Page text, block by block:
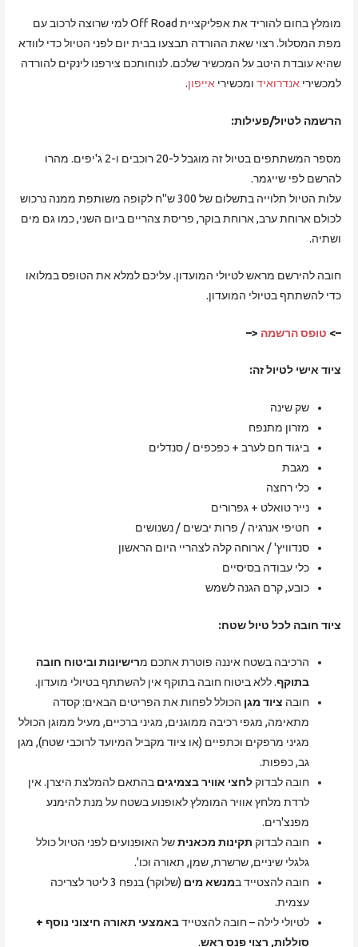
מומלץ בחום להוריד את אפליקציית Off Road למי שרוצה לרכוב עם
מפת המסלול. רצוי שאת ההורדה תבצעו בבית יום לפני הטיול כדי לוודא
שהיא עובדת היטב על המכשיר שלכם. לנוחותכם צירפנו לינקים להורדה
למכשירי אנדרואידומכשירי אייפון.
הרשמה לטיול/פעילות:
מספר המשתתפים בטיול זה מוגבל ל-20 רוכבים ו-2 ג'יפים. מהרו
להרשם לפי שייגמר.
עלות הטיול תלוייה בתשלום של 300 ש"ח לקופה משותפת ממנה נרכוש
לכולם ארוחת ערב, ארוחת בוקר, פריסת צהריים ביום השני, כמו גם מים
ושתיה.
חובה להירשם מראש לטיולי המועדון. עליכם למלא את הטופס במלואו
כדי להשתתף בטיולי המועדון.
–> טופס הרשמה <–
ציוד אישי לטיול זה:
שק שינה
מזרון מתנפח
ביגוד חם לערב + כפכפים / סנדלים
מגבת
כלי רחצה
נייר טואלט + גפרורים
חטיפי אנרגיה / פרות יבשים / נשנושים
סנדוויץ' / ארוחה קלה לצהריי היום הראשון
כלי עבודה בסיסיים
כובע, קרם הגנה לשמש
ציוד חובה לכל טיול שטח:
הרכיבה בשטח איננה פוטרת אתכם מרישיונות וביטוח חובה
בתוקף. ללא ביטוח חובה בתוקף אין להשתתף בטיולי מועדון.
חובה ציוד מגן הכולל לפחות את הפריטים הבאים: קסדה
מתאימה, מגפי רכיבה ממוגנים, מגיני ברכיים, מעיל ממוגן הכולל
מגיני מרפקים וכתפיים (או ציוד מקביל המיועד לרוכבי שטח), מגן
גב, כפפות.
חובה לבדוקלחצי אוויר בצמיגים בהתאם להמלצת היצרן. אין
לרדת מלחץ אוויר המומלץ לאופנוע בשטח על מנת להימנע
מפנצ'רים.
חובה לבדוק תקינות מכאניתשל האופנועים לפני הטיול כולל
גלגלי שיניים, שרשרת, שמן, תאורה וכו'.
חובה להצטייד במנשא מים
(שלוקר) בנפח 3 ליטר לצריכה
עצמית.
לטיולי לילה – חובה להצטיידבאמצעי תאורה חיצוני נוסף +
סוללות, רצוי פנס ראש.